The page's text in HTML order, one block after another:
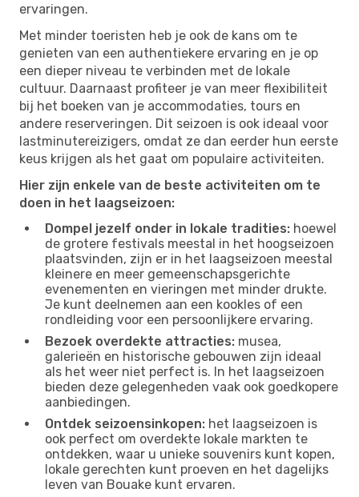
ervaringen.
Met minder toeristen heb je ook de kans om te
genieten van een authentiekere ervaring en je op
een dieper niveau te verbinden met de lokale
cultuur. Daarnaast profiteer je van meer flexibiliteit
bij het boeken van je accommodaties, tours en
andere reserveringen. Dit seizoen is ook ideaal voor
lastminutereizigers, omdat ze dan eerder hun eerste
keus krijgen als het gaat om populaire activiteiten.
Hier zijn enkele van de beste activiteiten om te
doen in het laagseizoen:
Dompel jezelf onder in lokale tradities: hoewel
de grotere festivals meestal in het hoogseizoen
plaatsvinden, zijn er in het laagseizoen meestal
kleinere en meer gemeenschapsgerichte
evenementen en vieringen met minder drukte.
Je kunt deelnemen aan een kookles of een
rondleiding voor een persoonlijkere ervaring.
Bezoek overdekte attracties: musea,
galerieën en historische gebouwen zijn ideaal
als het weer niet perfect is. In het laagseizoen
bieden deze gelegenheden vaak ook goedkopere
aanbiedingen.
Ontdek seizoensinkopen: het laagseizoen is
ook perfect om overdekte lokale markten te
ontdekken, waar u unieke souvenirs kunt kopen,
lokale gerechten kunt proeven en het dagelijks
leven van Bouake kunt ervaren.